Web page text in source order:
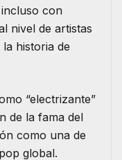
con
nivel de artistas
historia de
“electrizante”
de la fama del
como una de
global.